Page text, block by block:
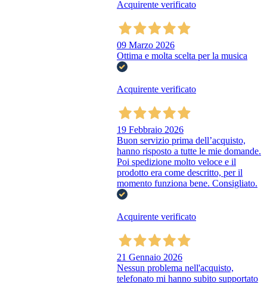
Acquirente verificato
09 Marzo 2026
Ottima e molta scelta per la musica
Acquirente verificato
19 Febbraio 2026
Buon servizio prima dell’acquisto,
hanno risposto a tutte le mie domande.
Poi spedizione molto veloce e il
prodotto era come descritto, per il
momento funziona bene. Consigliato.
Acquirente verificato
21 Gennaio 2026
Nessun problema nell'acquisto,
telefonato mi hanno subito supportato